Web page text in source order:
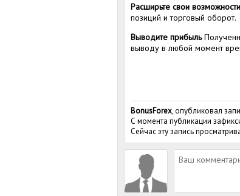
Расширьте свои возможности
позиций и торговый оборот.
Выводите прибыль
выводу в любой момент
BonusForex, опубликовал
С момента публикации
Сейчас эту запись